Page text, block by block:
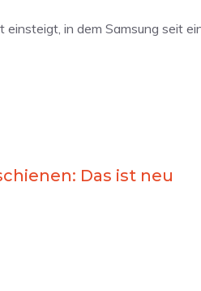
in dem Samsung seit
Das ist neu